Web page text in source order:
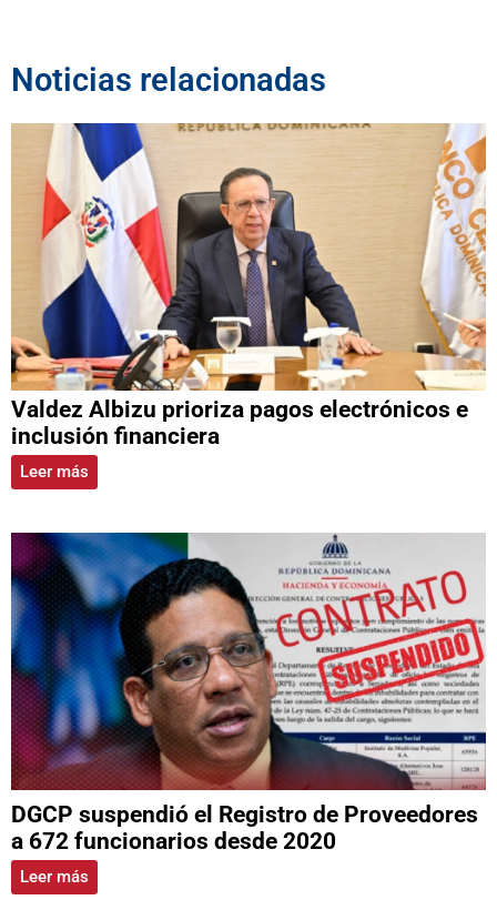
Noticias relacionadas
Valdez Albizu prioriza pagos electrónicos e
inclusión financiera
Leer más
DGCP suspendió el Registro de Proveedores
a 672 funcionarios desde 2020
Leer más